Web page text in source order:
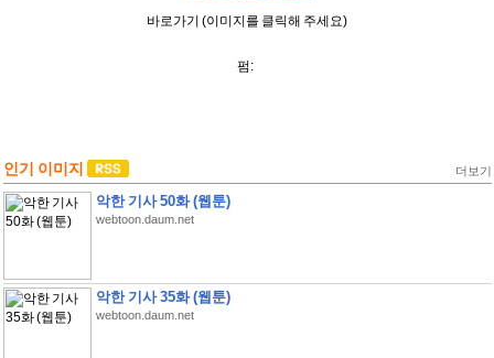
바로가기 (이미지를 클릭해 주세요)
펌:
인기 이미지 더보기
악한 기사 50화 (웹툰)
webtoon.daum.net
악한 기사 35화 (웹툰)
webtoon.daum.net